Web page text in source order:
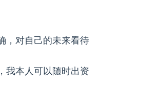
，对自己的未来看待
我本人可以随时出资